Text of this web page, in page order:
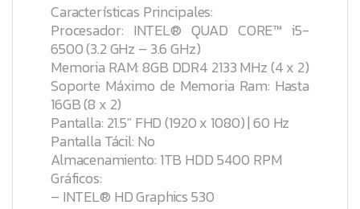
Características Principales:
Procesador: INTEL® QUAD CORE™ i5-
6500 (3.2 GHz – 3.6 GHz)
Memoria RAM: 8GB DDR4 2133 MHz (4 x 2)
Soporte Máximo de Memoria Ram: Hasta
16GB (8 x 2)
Pantalla: 21.5″ FHD (1920 x 1080) | 60 Hz
Pantalla Tácil: No
Almacenamiento: 1TB HDD 5400 RPM
Gráficos:
– INTEL® HD Graphics 530